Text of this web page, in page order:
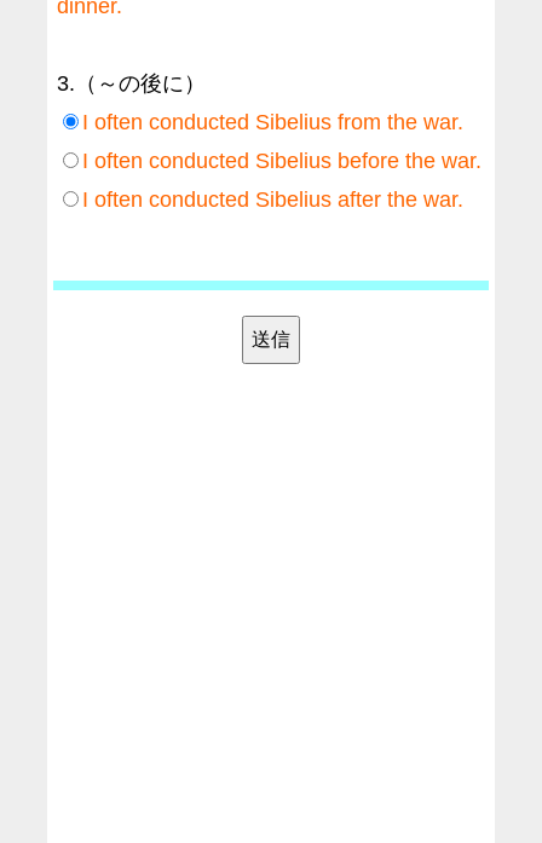
dinner.
3.（～の後に）
I often conducted Sibelius from the war.
I often conducted Sibelius before the war.
I often conducted Sibelius after the war.